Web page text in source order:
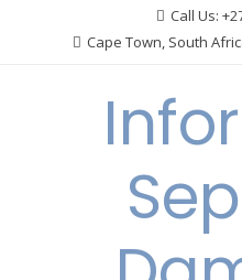
Call Us:
Cape Town, South